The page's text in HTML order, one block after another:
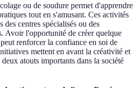
ou de soudure permet d'apprendre
tout en s'amusant. Ces activités
des centres spécialisés ou des
Avoir l'opportunité de créer quelque
renforcer la confiance en soi de
mettent en avant la créativité et
atouts importants dans la société